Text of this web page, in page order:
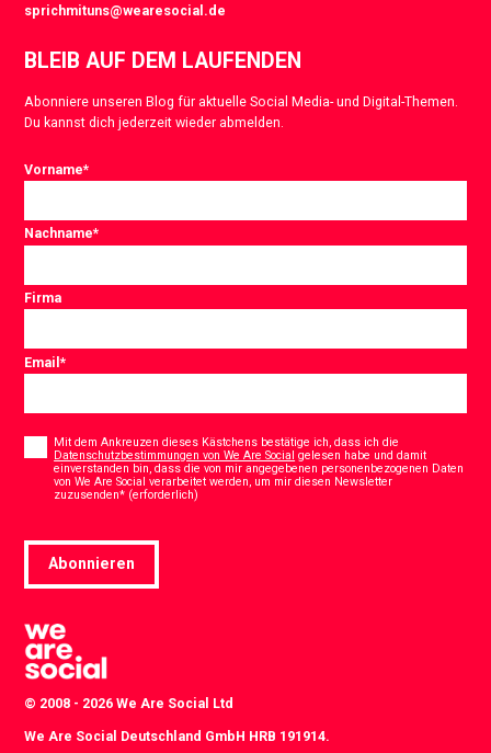
sprichmituns@wearesocial.de
BLEIB AUF DEM LAUFENDEN
Abonniere unseren Blog für aktuelle Social Media- und Digital-Themen.
Du kannst dich jederzeit wieder abmelden.
Vorname*
Nachname*
Firma
Email*
Mit dem Ankreuzen dieses Kästchens bestätige ich, dass ich die
Datenschutzbestimmungen von We Are Social gelesen habe und damit
einverstanden bin, dass die von mir angegebenen personenbezogenen Daten
von We Are Social verarbeitet werden, um mir diesen Newsletter
zuzusenden* (erforderlich)
Abonnieren
© 2008 - 2026 We Are Social Ltd
We Are Social Deutschland GmbH HRB 191914.